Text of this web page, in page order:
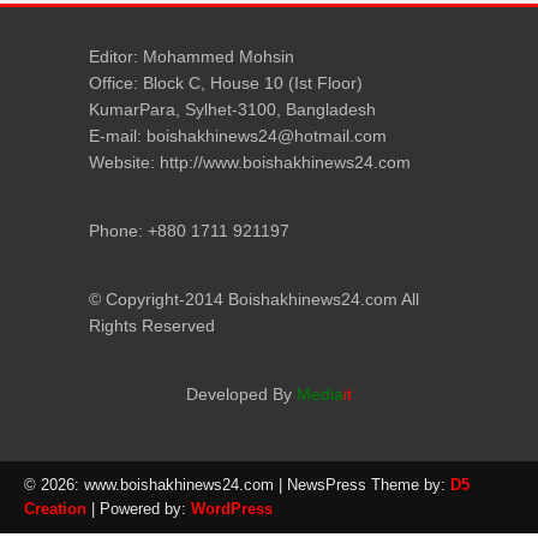
Editor: Mohammed Mohsin
Office: Block C, House 10 (Ist Floor)
KumarPara, Sylhet-3100, Bangladesh
E-mail: boishakhinews24@hotmail.com
Website: http://www.boishakhinews24.com
Phone: +880 1711 921197
© Copyright-2014 Boishakhinews24.com All
Rights Reserved
Developed By Mediait
© 2026: www.boishakhinews24.com | NewsPress Theme by: D5
Creation | Powered by: WordPress